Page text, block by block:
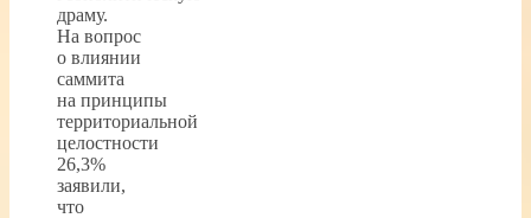
драму.
На вопрос
о влиянии
саммита
на принципы
территориальной
целостности
26,3%
заявили,
что